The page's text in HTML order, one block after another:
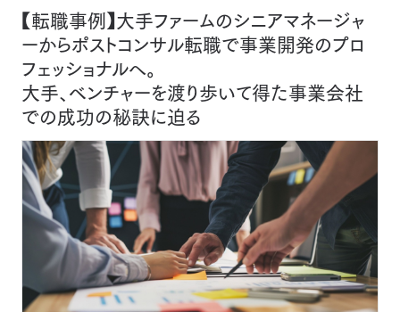
【転職事例】大手ファームのシニアマネージャ
ーからポストコンサル転職で事業開発のプロ
フェッショナルへ。
大手、ベンチャーを渡り歩いて得た事業会社
での成功の秘訣に迫る